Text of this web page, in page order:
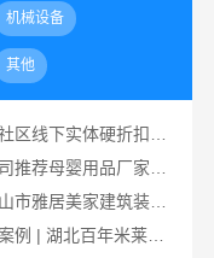
机械设备
其他
佛山顺德专业家装装饰，佛山市雅居美家建筑装饰工程有限公司
黄石有设计感设计装修实景案例 | 湖北百年米莱空间美学装饰材料有限公司